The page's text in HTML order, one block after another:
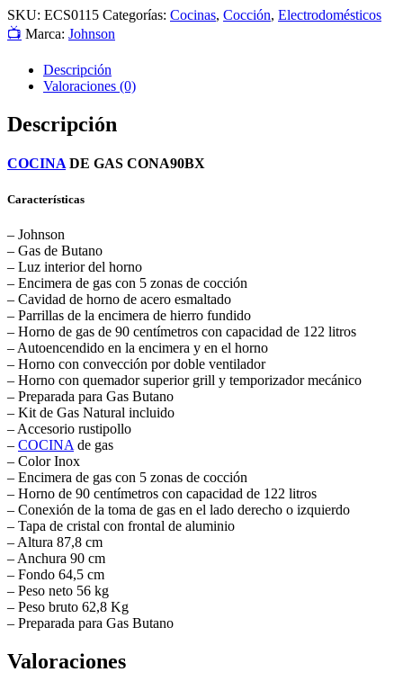
SKU: ECS0115 Categorías: Cocinas, Cocción, Electrodomésticos
📺 Marca: Johnson
Descripción
Valoraciones (0)
Descripción
COCINA DE GAS CONA90BX
Características
– Johnson
– Gas de Butano
– Luz interior del horno
– Encimera de gas con 5 zonas de cocción
– Cavidad de horno de acero esmaltado
– Parrillas de la encimera de hierro fundido
– Horno de gas de 90 centímetros con capacidad de 122 litros
– Autoencendido en la encimera y en el horno
– Horno con convección por doble ventilador
– Horno con quemador superior grill y temporizador mecánico
– Preparada para Gas Butano
– Kit de Gas Natural incluido
– Accesorio rustipollo
– COCINA de gas
– Color Inox
– Encimera de gas con 5 zonas de cocción
– Horno de 90 centímetros con capacidad de 122 litros
– Conexión de la toma de gas en el lado derecho o izquierdo
– Tapa de cristal con frontal de aluminio
– Altura 87,8 cm
– Anchura 90 cm
– Fondo 64,5 cm
– Peso neto 56 kg
– Peso bruto 62,8 Kg
– Preparada para Gas Butano
Valoraciones